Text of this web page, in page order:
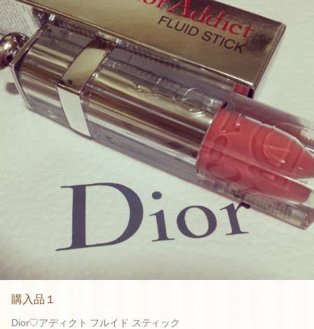
購入品１
Dior♡アディクト フルイド スティック